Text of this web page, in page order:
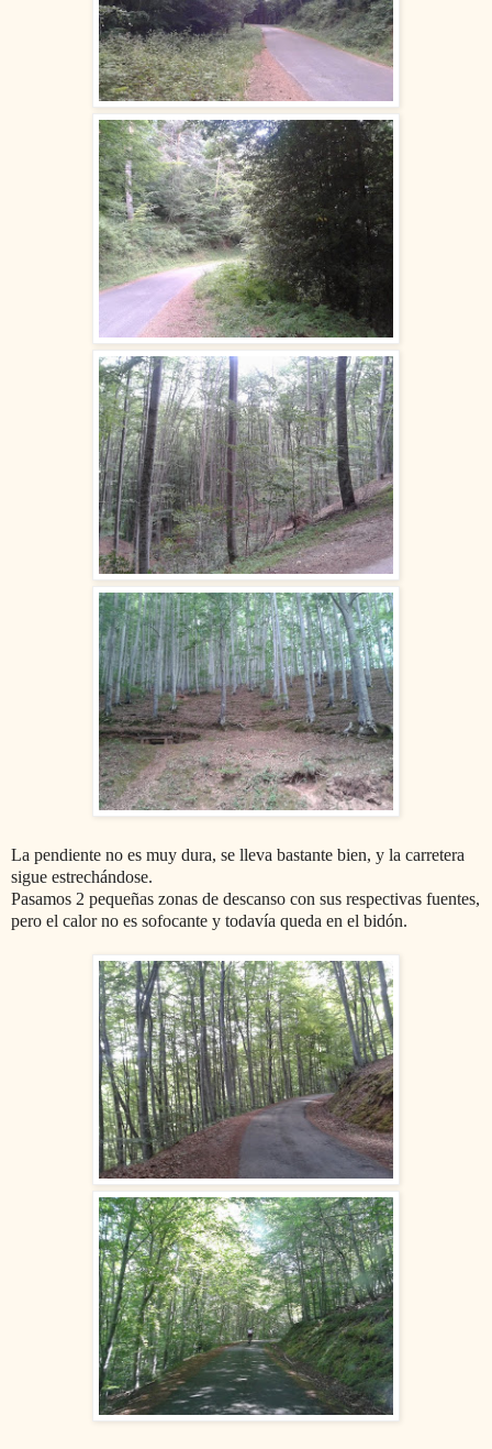
La pendiente no es muy dura, se lleva bastante bien, y la carretera
sigue estrechándose.
Pasamos 2 pequeñas zonas de descanso con sus respectivas fuentes,
pero el calor no es sofocante y todavía queda en el bidón.